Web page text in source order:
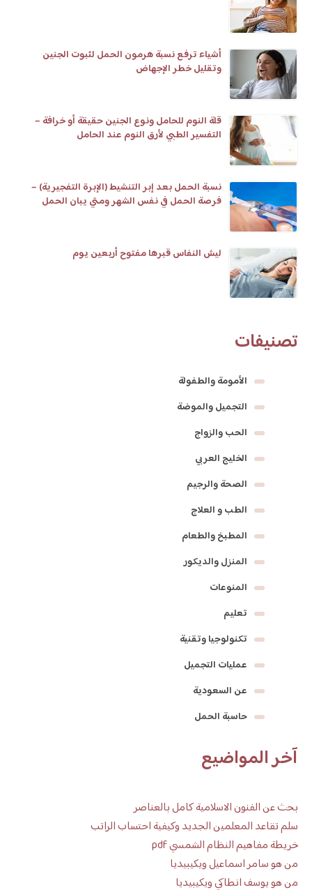
أشياء ترفع نسبة هرمون الحمل لثبوت الجنين
وتقليل خطر الإجهاض
قلة النوم للحامل ونوع الجنين حقيقة أو خرافة –
التفسير الطبي لأرق النوم عند الحامل
نسبة الحمل بعد إبر التنشيط (الإبرة التفجيرية) –
فرصة الحمل في نفس الشهر ومتي يبان الحمل
ليش النفاس قبرها مفتوح أربعين يوم
تصنيفات
الأمومة والطفولة
التجميل والموضة
الحب والزواج
الخليج العربي
الصحة والرجيم
الطب و العلاج
المطبخ والطعام
المنزل والديكور
المنوعات
تعليم
تكنولوجيا وتقنية
عمليات التجميل
عن السعودية
حاسبة الحمل
آخر المواضيع
بحث عن الفنون الاسلامية كامل بالعناصر
سلم تقاعد المعلمين الجديد وكيفية احتساب الراتب
خريطة مفاهيم النظام الشمسي pdf
من هو سامر اسماعيل ويكيبيديا
من هو يوسف انطاكي ويكيبيديا